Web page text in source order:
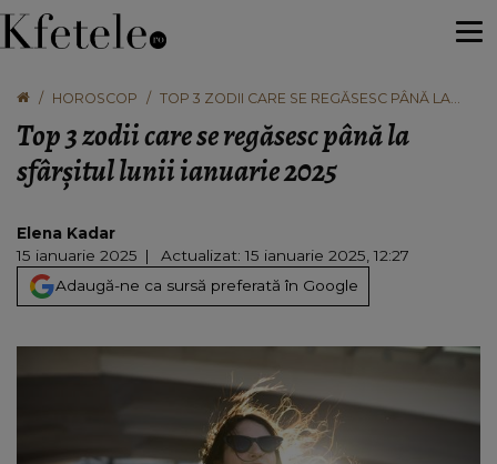
HOROSCOP
TOP 3 ZODII CARE SE REGĂSESC PÂNĂ LA
Top 3 zodii care se regăsesc până la
sfârșitul lunii ianuarie 2025
Elena Kadar
15 ianuarie 2025
Actualizat: 15 ianuarie 2025, 12:27
Adaugă-ne ca sursă preferată în Google